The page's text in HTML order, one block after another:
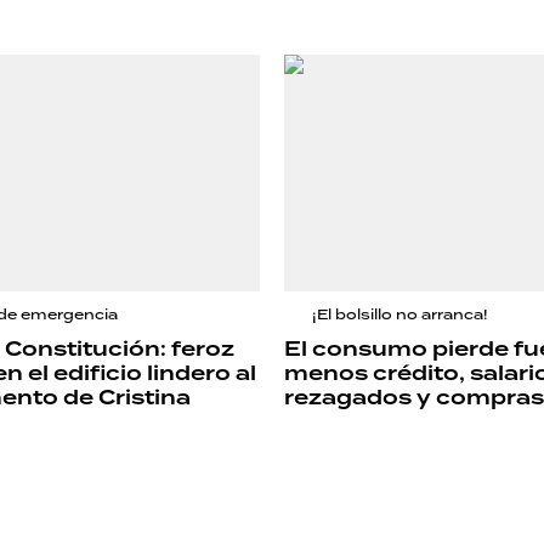
emergencia
Constitución: feroz
el edificio lindero al
de Cristina
¡El bolsillo no arranca!
El consumo pierde
menos crédito,
rezagados y